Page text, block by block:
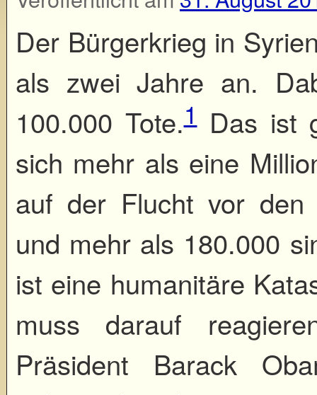
Der Bürgerkrieg in
als zwei Jahre an.
100.000 Tote.1Das ist
sich mehr als eine
auf der Flucht vor den
und mehr als 180.000
ist eine humanitäre
muss darauf
Präsident Barack